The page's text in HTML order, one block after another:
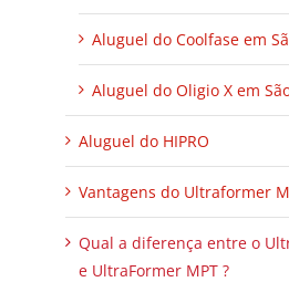
Aluguel do Coolfase em
Aluguel do Oligio X em
Aluguel do HIPRO
Vantagens do Ultraformer
Qual a diferença entre o
e UltraFormer MPT ?